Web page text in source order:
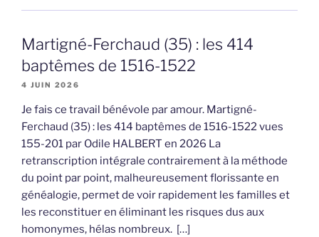
Martigné-Ferchaud (35) : les 414
baptêmes de 1516-1522
4 JUIN 2026
Je fais ce travail bénévole par amour. Martigné-
Ferchaud (35) : les 414 baptêmes de 1516-1522 vues
155-201 par Odile HALBERT en 2026 La
retranscription intégrale contrairement à la méthode
du point par point, malheureusement florissante en
généalogie, permet de voir rapidement les familles et
les reconstituer en éliminant les risques dus aux
homonymes, hélas nombreux. […]